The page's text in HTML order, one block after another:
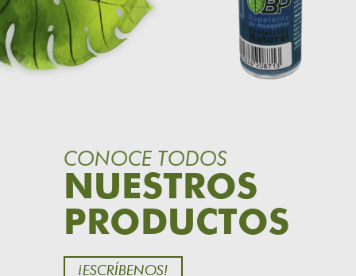
CONOCE TODOS
NUESTROS
PRODUCTOS
¡ESCRÍBENOS!